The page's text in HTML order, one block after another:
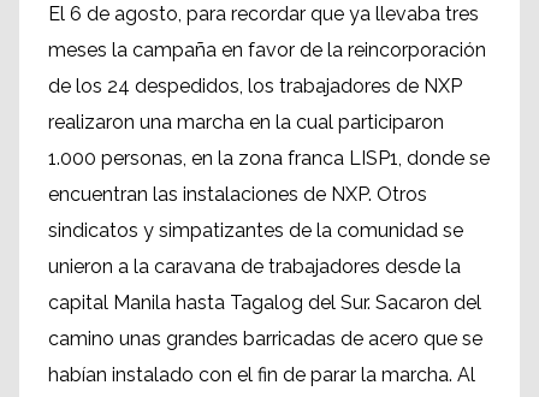
El 6 de agosto, para recordar que ya llevaba tres
meses la campaña en favor de la reincorporación
de los 24 despedidos, los trabajadores de NXP
realizaron una marcha en la cual participaron
1.000 personas, en la zona franca LISP1, donde se
encuentran las instalaciones de NXP. Otros
sindicatos y simpatizantes de la comunidad se
unieron a la caravana de trabajadores desde la
capital Manila hasta Tagalog del Sur. Sacaron del
camino unas grandes barricadas de acero que se
habían instalado con el fin de parar la marcha. Al